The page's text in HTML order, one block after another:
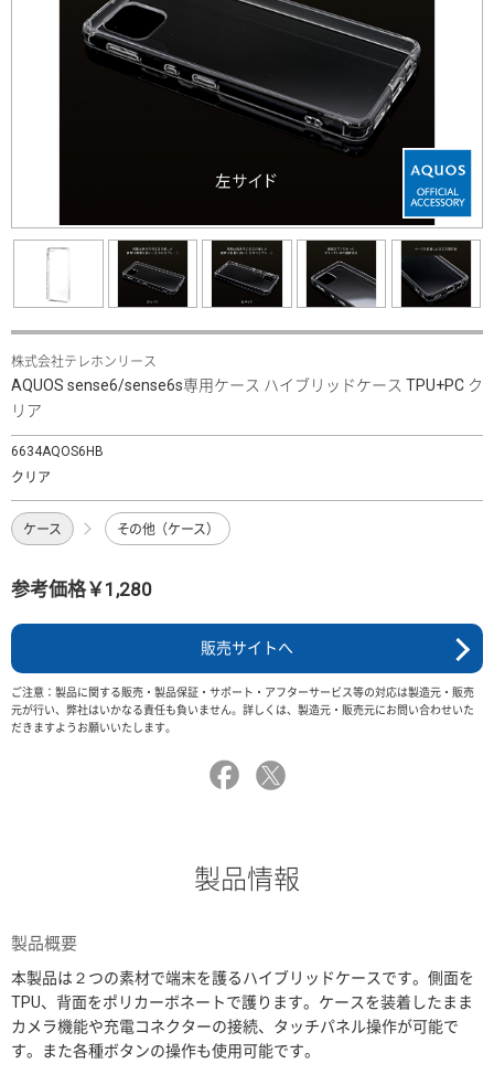
株式会社テレホンリース
AQUOS sense6/sense6s専用ケース ハイブリッドケース TPU+PC ク
リア
6634AQOS6HB
クリア
ケース その他（ケース）
参考価格￥1,280
販売サイトへ
ご注意：製品に関する販売・製品保証・サポート・アフターサービス等の対応は製造元・販売
元が行い、弊社はいかなる責任も負いません。詳しくは、製造元・販売元にお問い合わせいた
だきますようお願いいたします。
製品情報
製品概要
本製品は２つの素材で端末を護るハイブリッドケースです。側面を
TPU、背面をポリカーボネートで護ります。ケースを装着したまま
カメラ機能や充電コネクターの接続、タッチパネル操作が可能で
す。また各種ボタンの操作も使用可能です。